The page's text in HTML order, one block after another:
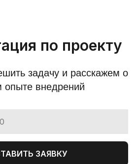
по проекту
задачу и расскажем о
опыте внедрений
ЗАЯВКУ